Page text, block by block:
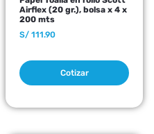
Airflex (20 gr.), bolsa x 4 x
200 mts
S/ 111.90
Cotizar